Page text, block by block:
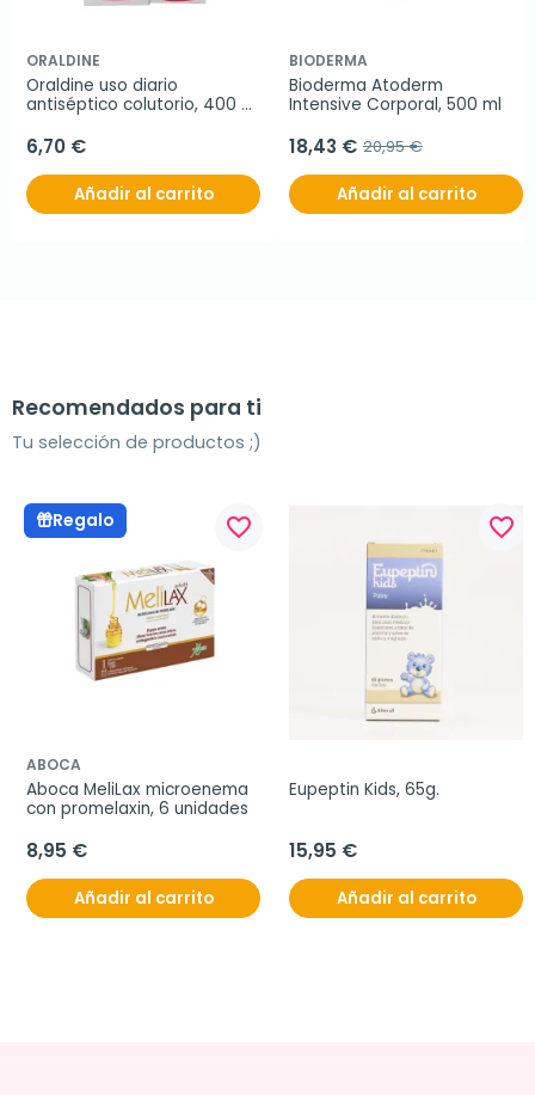
ORALDINE
Oraldine uso diario
antiséptico colutorio, 400
6,70 €
Añadir al carrito
BIODERMA
Bioderma Atoderm
Intensive Corporal, 500 ml
18,43 € 20,95 €
Añadir al carrito
Recomendados para ti
Tu selección de productos ;)
Regalo favorite_border
ABOCA
Aboca MeliLax microenema
con promelaxin, 6 unidades
8,95 €
Añadir al carrito
favorite_border
Eupeptin Kids, 65g.
15,95 €
Añadir al carrito